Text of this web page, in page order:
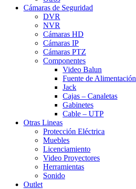
Cámaras de Seguridad
DVR
NVR
Cámaras HD
Cámaras IP
Cámaras PTZ
Componentes
Video Balun
Fuente de Alimentación
Jack
Cajas – Canaletas
Gabinetes
Cable – UTP
Otras Lineas
Protección Eléctrica
Muebles
Licenciamiento
Video Proyectores
Herramientas
Sonido
Outlet